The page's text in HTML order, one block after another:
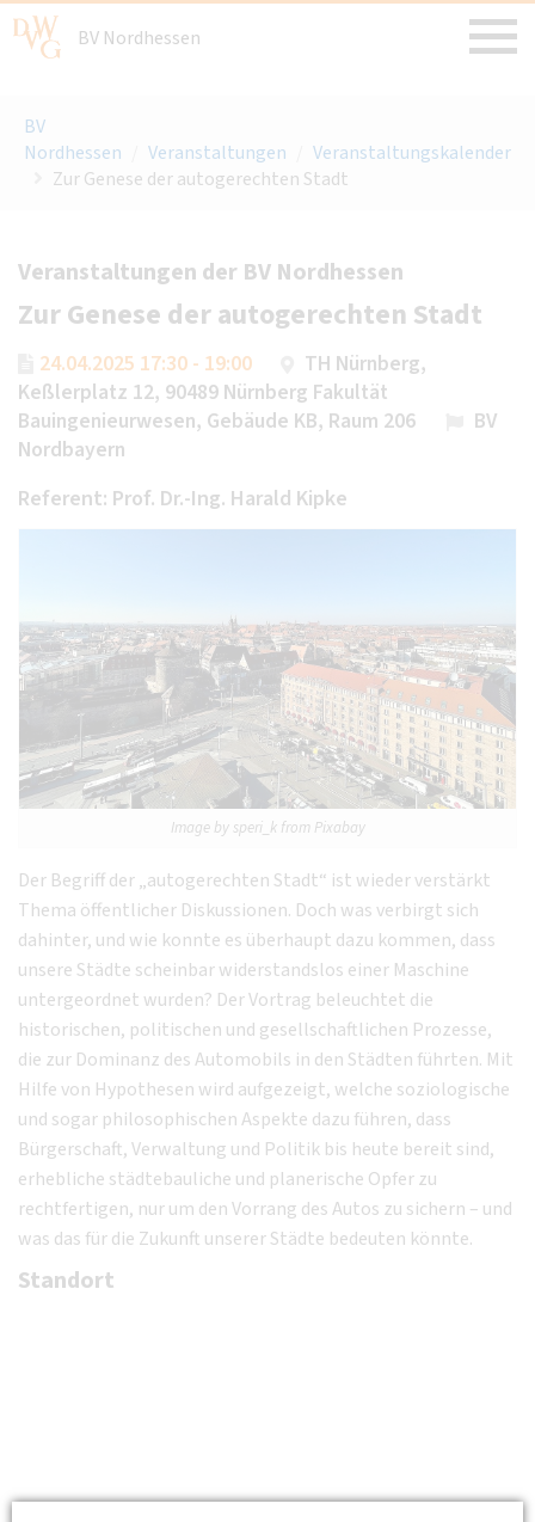
BV Nordhessen
BV
Nordhessen
Veranstaltungen
Veranstaltungskalender
Zur Genese der autogerechten Stadt
Veranstaltungen der BV Nordhessen
Zur Genese der autogerechten Stadt
24.04.2025 17:30 - 19:00
TH Nürnberg,
Keßlerplatz 12, 90489 Nürnberg Fakultät
Bauingenieurwesen, Gebäude KB, Raum 206
BV
Nordbayern
Referent: Prof. Dr.-Ing. Harald Kipke
Image by speri_k from Pixabay
Der Begriff der „autogerechten Stadt“ ist wieder verstärkt
Thema öffentlicher Diskussionen. Doch was verbirgt sich
dahinter, und wie konnte es überhaupt dazu kommen, dass
unsere Städte scheinbar widerstandslos einer Maschine
untergeordnet wurden? Der Vortrag beleuchtet die
historischen, politischen und gesellschaftlichen Prozesse,
die zur Dominanz des Automobils in den Städten führten. Mit
Hilfe von Hypothesen wird aufgezeigt, welche soziologische
und sogar philosophischen Aspekte dazu führen, dass
Bürgerschaft, Verwaltung und Politik bis heute bereit sind,
erhebliche städtebauliche und planerische Opfer zu
rechtfertigen, nur um den Vorrang des Autos zu sichern – und
was das für die Zukunft unserer Städte bedeuten könnte.
Standort